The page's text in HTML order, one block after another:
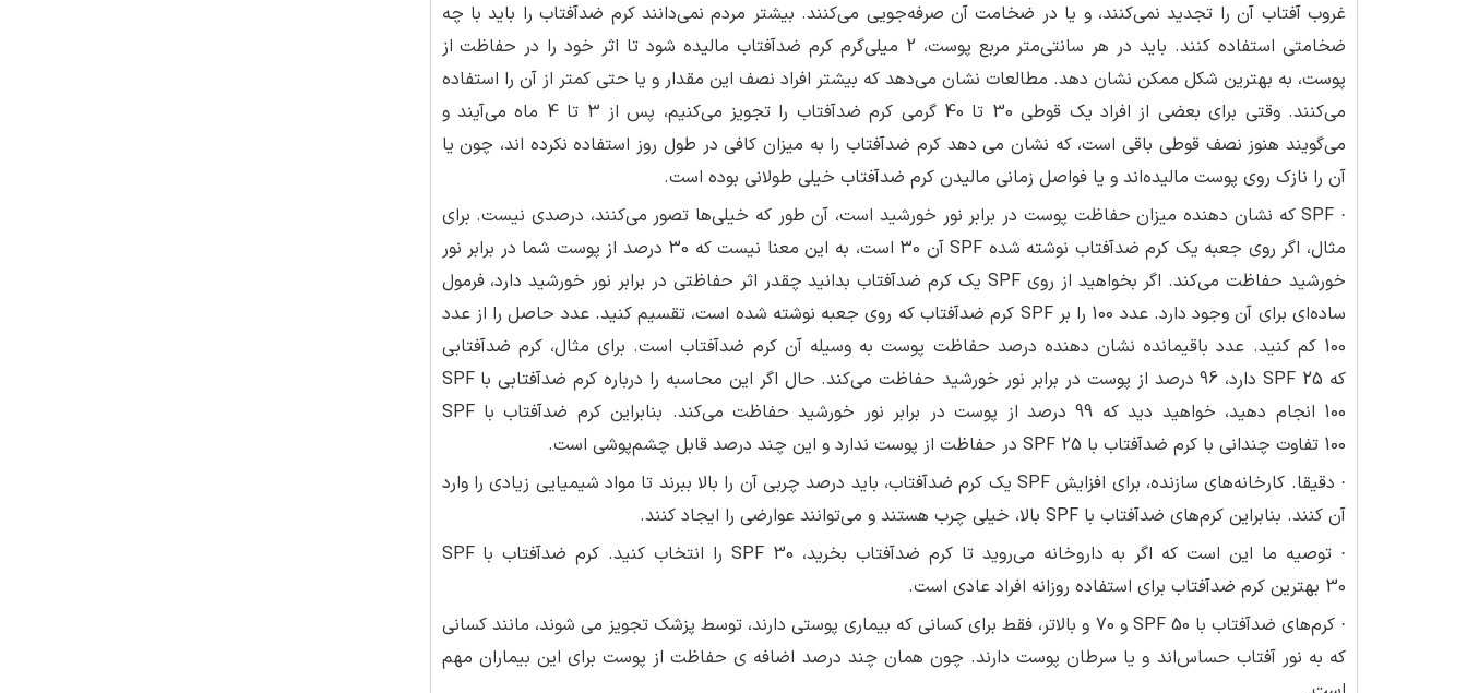
غروب آفتاب آن را تجدید نمی‌کنند، و یا در ضخامت آن صرفه‌جویی می‌کنند. بیشتر مردم نمی‌دانند کرم ضدآفتاب را باید با چه
ضخامتی استفاده کنند. باید در هر سانتی‌متر مربع پوست، 2 میلی‌گرم کرم ضدآفتاب مالیده شود تا اثر خود را در حفاظت از
پوست، به بهترین شکل ممکن نشان دهد. مطالعات نشان می‌دهد که بیشتر افراد نصف این مقدار و یا حتی کمتر از آن را استفاده
می‌کنند. وقتی برای بعضی از افراد یک قوطی 30 تا 40 گرمی کرم ضدآفتاب را تجویز می‌کنیم، پس از 3 تا 4 ماه می‌آیند و
می‌گویند هنوز نصف قوطی باقی است، که نشان می دهد کرم ضد‌آفتاب را به میزان کافی در طول روز استفاده نکرده اند، چون یا
آن را نازک روی پوست مالیده‌اند و یا فواصل زمانی مالیدن کرم ضدآفتاب خیلی طولانی بوده است.
· SPF که نشان دهنده میزان حفاظت پوست در برابر نور خورشید است، آن طور که خیلی‌ها تصور می‌کنند، درصدی نیست. برای
مثال، اگر روی جعبه یک کرم ضدآفتاب نوشته شده SPF آن 30 است، به این معنا نیست که 30 درصد از پوست شما در برابر نور
خورشید حفاظت می‌کند. اگر بخواهید از روی SPF یک کرم ضدآفتاب بدانید چقدر اثر حفاظتی در برابر نور خورشید دارد، فرمول
ساده‌ای برای آن وجود دارد. عدد 100 را بر SPF کرم ضدآفتاب که روی جعبه نوشته شده است، تقسیم کنید. عدد حاصل را از عدد
100 کم کنید. عدد باقیمانده نشان دهنده درصد حفاظت پوست به وسیله آن کرم ضدآفتاب است. برای مثال، کرم ضدآفتابی
که SPF 25 دارد، 96 درصد از پوست در برابر نور خورشید حفاظت می‌کند. حال اگر این محاسبه را درباره کرم ضدآفتابی با SPF
100 انجام دهید، خواهید دید که 99 درصد از پوست در برابر نور خورشید حفاظت می‌کند. بنابراین کرم ضدآفتاب با SPF
100 تفاوت چندانی با کرم ضدآفتاب با SPF 25 در حفاظت از پوست ندارد و این چند درصد قابل چشم‌پوشی است.
· دقیقا. کارخانه‌های سازنده، برای افزایش SPF یک کرم ضدآفتاب، باید درصد چربی آن را بالا ببرند تا مواد شیمیایی زیادی را وارد
آن کنند. بنابراین کرم‌های ضدآفتاب با SPF بالا، خیلی چرب هستند و می‌توانند عوارضی را ایجاد کنند.
· توصیه ما این است که اگر به داروخانه می‌روید تا کرم ضدآفتاب بخرید، SPF 30 را انتخاب کنید. کرم ضدآفتاب با SPF
30 بهترین کرم ضدآفتاب برای استفاده روزانه افراد عادی است.
· کرم‌های ضدآفتاب با SPF 50 و 70 و بالاتر، فقط برای کسانی که بیماری‌ پوستی دارند، توسط پزشک تجویز می شوند، مانند کسانی
که به نور آفتاب حساس‌اند و یا سرطان پوست دارند. چون همان چند درصد اضافه ی حفاظت از پوست برای این بیماران مهم